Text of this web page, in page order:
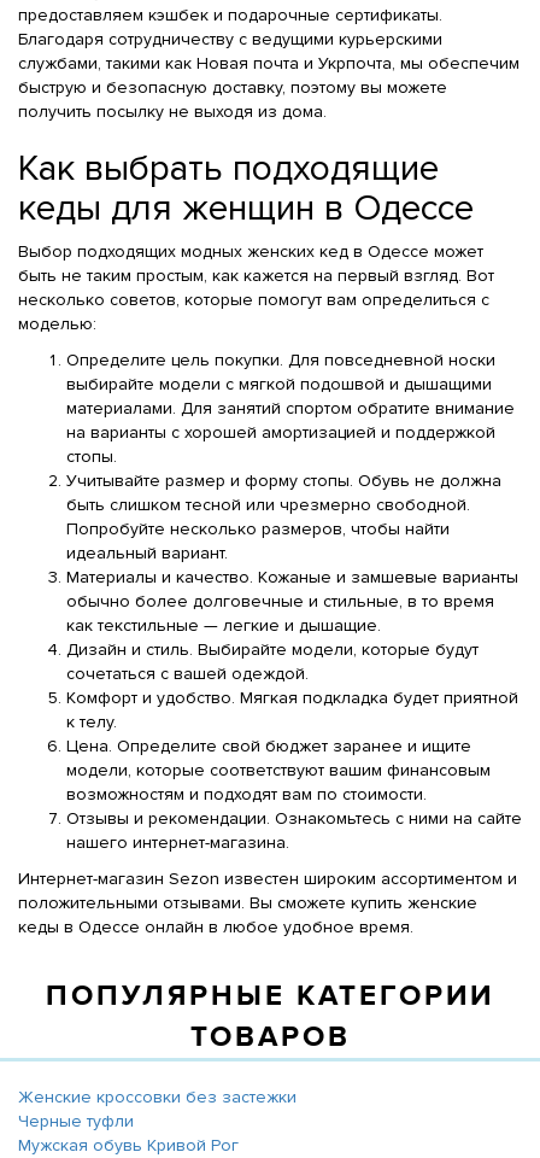
предоставляем кэшбек и подарочные сертификаты.
Благодаря сотрудничеству с ведущими курьерскими
службами, такими как Новая почта и Укрпочта, мы обеспечим
быструю и безопасную доставку, поэтому вы можете
получить посылку не выходя из дома.
Как выбрать подходящие
кеды для женщин в Одессе
Выбор подходящих модных женских кед в Одессе может
быть не таким простым, как кажется на первый взгляд. Вот
несколько советов, которые помогут вам определиться с
моделью:
Определите цель покупки. Для повседневной носки
выбирайте модели с мягкой подошвой и дышащими
материалами. Для занятий спортом обратите внимание
на варианты с хорошей амортизацией и поддержкой
стопы.
Учитывайте размер и форму стопы. Обувь не должна
быть слишком тесной или чрезмерно свободной.
Попробуйте несколько размеров, чтобы найти
идеальный вариант.
Материалы и качество. Кожаные и замшевые варианты
обычно более долговечные и стильные, в то время
как текстильные — легкие и дышащие.
Дизайн и стиль. Выбирайте модели, которые будут
сочетаться с вашей одеждой.
Комфорт и удобство. Мягкая подкладка будет приятной
к телу.
Цена. Определите свой бюджет заранее и ищите
модели, которые соответствуют вашим финансовым
возможностям и подходят вам по стоимости.
Отзывы и рекомендации. Ознакомьтесь с ними на сайте
нашего интернет-магазина.
Интернет-магазин Sezon известен широким ассортиментом и
положительными отзывами. Вы сможете купить женские
кеды в Одессе онлайн в любое удобное время.
ПОПУЛЯРНЫЕ КАТЕГОРИИ
ТОВАРОВ
Женские кроссовки без застежки
Черные туфли
Мужская обувь Кривой Рог